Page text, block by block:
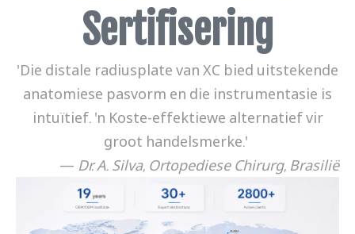
Sertifisering
'Die distale radiusplate van XC bied uitstekende
anatomiese pasvorm en die instrumentasie is
intuïtief. 'n Koste-effektiewe alternatief vir
groot handelsmerke.'
— Dr. A. Silva, Ortopediese Chirurg, Brasilië